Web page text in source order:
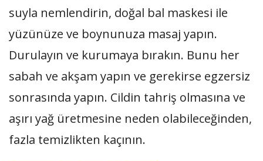
suyla nemlendirin, doğal bal maskesi ile
yüzünüze ve boynunuza masaj yapın.
Durulayın ve kurumaya bırakın. Bunu her
sabah ve akşam yapın ve gerekirse egzersiz
sonrasında yapın. Cildin tahriş olmasına ve
aşırı yağ üretmesine neden olabileceğinden,
fazla temizlikten kaçının.